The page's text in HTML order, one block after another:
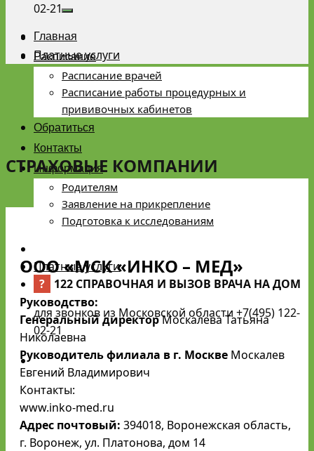
Главная
Расписание
Расписание врачей
Расписание работы процедурных и
прививочных кабинетов
Обратиться
Контакты
Информация
Родителям
Заявление на прикрепление
Подготовка к исследованиям
Платные услуги
?
122 СПРАВОЧНАЯ И ВЫЗОВ ВРАЧА НА ДОМ
для звонков из Московской области +7(495) 122-
02-21
02-21
Платные услуги
СТРАХОВЫЕ КОМПАНИИ
ООО «МСК «ИНКО – МЕД»
Руководство:
Генеральный директорМоскалева Татьяна
Николаевна
Руководитель филиала в г. Москве Москалев
Евгений Владимирович
Контакты:
www.inko-med.ru
Адрес почтовый: 394018, Воронежская область,
г. Воронеж, ул. Платонова, дом 14